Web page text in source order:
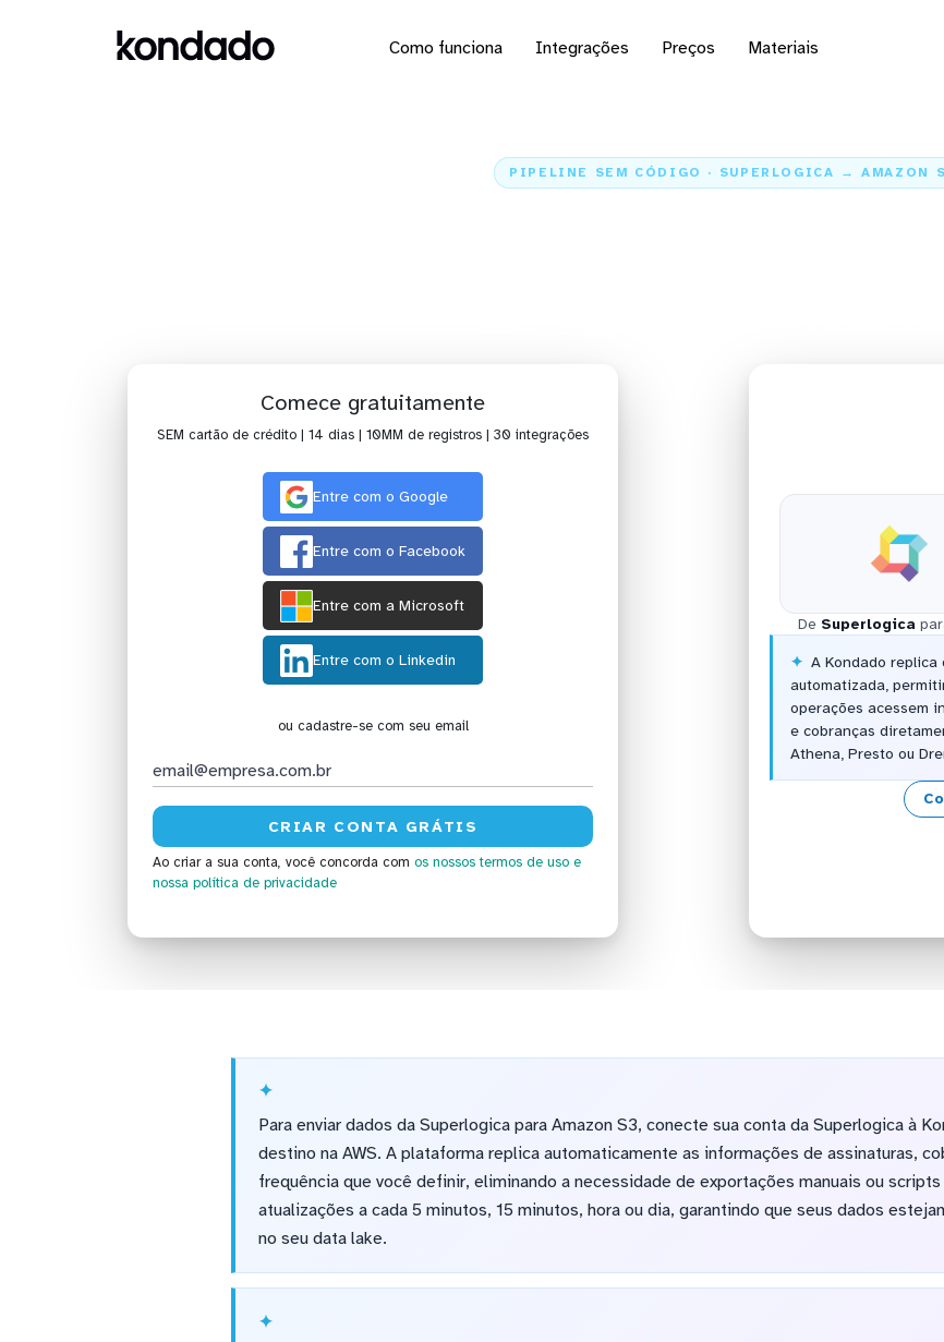
Como funciona Integrações Preços Materiais
PIPELINE SEM CÓDIGO · SUPERLOGICA → AMAZON
Comece gratuitamente
SEM cartão de crédito | 14 dias | 10MM de registros | 30 integrações
Entre com o Google
Entre com o Facebook
Entre com a Microsoft
Entre com o Linkedin
ou cadastre-se com seu email
Ao criar a sua conta, você concorda com os nossos termos de uso e
nossa política de privacidade
De Superlogica
A Kondado replica
automatizada,
operações acessem
e cobranças
Athena, Presto ou
Para enviar dados da Superlogica para Amazon S3, conecte sua conta da Superlogica à
destino na AWS. A plataforma replica automaticamente as informações de assinaturas,
frequência que você definir, eliminando a necessidade de exportações manuais ou
atualizações a cada 5 minutos, 15 minutos, hora ou dia, garantindo que seus dados
no seu data lake.